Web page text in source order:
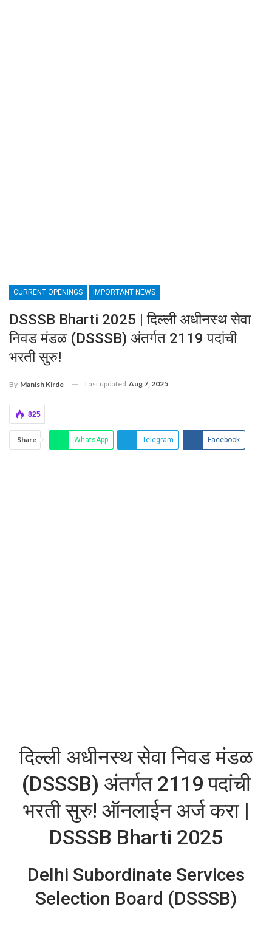
CURRENT OPENINGS IMPORTANT NEWS
DSSSB Bharti 2025 | दिल्ली अधीनस्थ सेवा
निवड मंडळ (DSSSB) अंतर्गत 2119 पदांची
भरती सुरु!
By Manish Kirde Last updated Aug 7, 2025
825
Share WhatsApp Telegram Facebook
दिल्ली अधीनस्थ सेवा निवड मंडळ
(DSSSB) अंतर्गत 2119 पदांची
भरती सुरु! ऑनलाईन अर्ज करा |
DSSSB Bharti 2025
Delhi Subordinate Services
Selection Board (DSSSB)